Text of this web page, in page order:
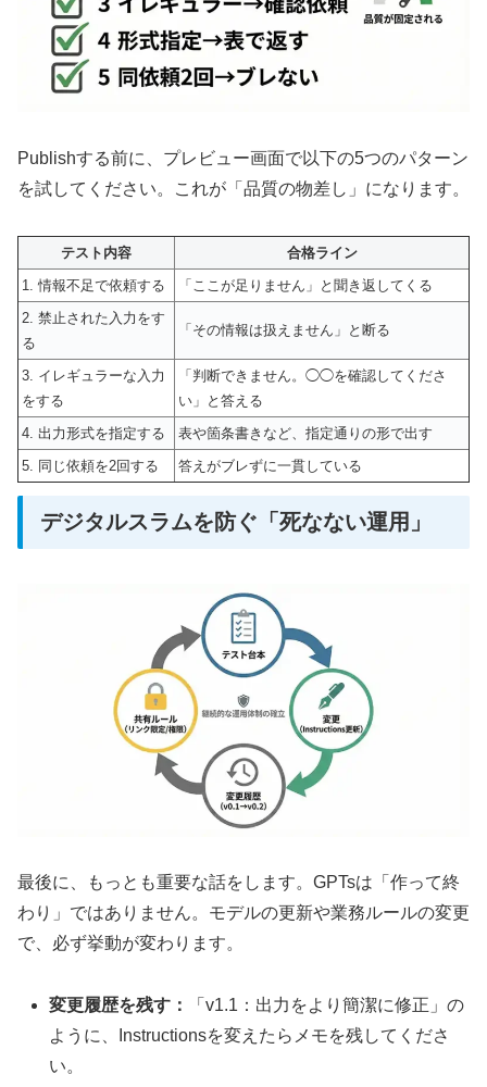
Publishする前に、プレビュー画面で以下の5つのパターン
を試してください。これが「品質の物差し」になります。
テスト内容
合格ライン
1. 情報不足で依頼する
「ここが足りません」と聞き返してくる
2. 禁止された入力をす
る
「その情報は扱えません」と断る
3. イレギュラーな入力
をする
「判断できません。◯◯を確認してくださ
い」と答える
4. 出力形式を指定する
表や箇条書きなど、指定通りの形で出す
5. 同じ依頼を2回する
答えがブレずに一貫している
デジタルスラムを防ぐ「死なない運用」
最後に、もっとも重要な話をします。GPTsは「作って終
わり」ではありません。モデルの更新や業務ルールの変更
で、必ず挙動が変わります。
変更履歴を残す：
「v1.1：出力をより簡潔に修正」の
ように、Instructionsを変えたらメモを残してくださ
い。